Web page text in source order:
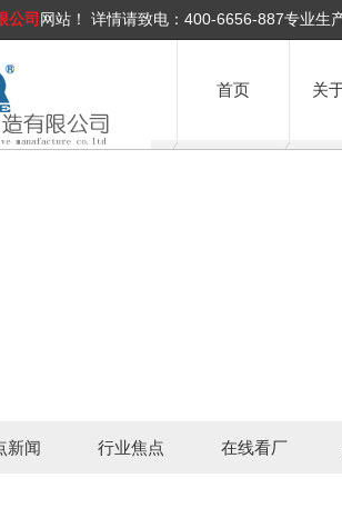
公司 网站！ 详情请致电： 400-6656-887专业生
首页 关
新闻 行业焦点 在线看厂